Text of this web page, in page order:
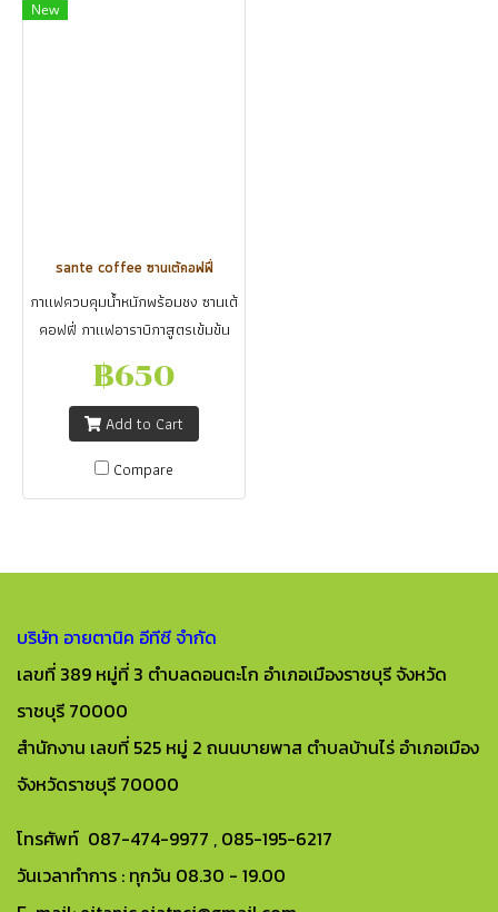
New
sante coffee ซานเต้คอฟฟี่
กาแฟควบคุมน้ำหนักพร้อมชง ซานเต้
คอฟฟี่ กาแฟอาราบิกาสูตรเข้มข้น
หอมอร่อย น้ำตาล0% ควบคุมน้ำ
หนัก ลดพุง หุ่นสวย อร่อยคุมหิว อิ่ม
นาน
฿650
Add to Cart
Compare
บริษัท อายตานิค อีทีซี จำกัด
เลขที่ 389 หมู่ที่ 3 ตำบลดอนตะโก อำเภอเมืองราชบุรี จังหวัด
ราชบุรี 70000
สำนักงาน เลขที่ 525 หมู่ 2 ถนนบายพาส ตำบลบ้านไร่ อำเภอเมือง
จังหวัดราชบุรี 70000
โทรศัพท์ 087-474-9977 , 085-195-6217
วันเวลาทำการ : ทุกวัน 08.30 - 19.00